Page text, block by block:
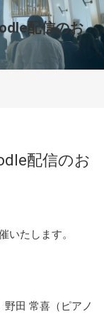
配信のお
配信のお
いたします。
野田 常喜（ピアノ